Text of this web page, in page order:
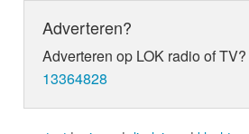
Adverteren?
Adverteren op LOK radio of
13364828